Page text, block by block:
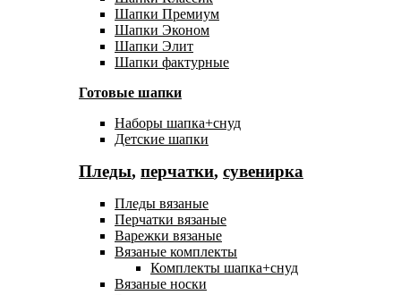
Шапки Премиум
Шапки Эконом
Шапки Элит
Шапки фактурные
Готовые шапки
Наборы шапка+снуд
Детские шапки
Пледы, перчатки, сувенирка
Пледы вязаные
Перчатки вязаные
Варежки вязаные
Вязаные комплекты
Комплекты шапка+снуд
Вязаные носки